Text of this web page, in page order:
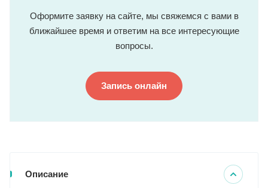
Оформите заявку на сайте, мы свяжемся с вами в
ближайшее время и ответим на все интересующие
вопросы.
Запись онлайн
Описание